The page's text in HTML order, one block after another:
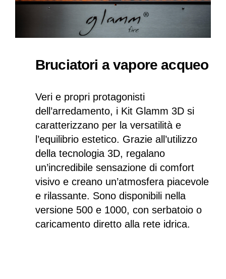
Bruciatori a vapore acqueo
Veri e propri protagonisti
dell’arredamento, i Kit Glamm 3D si
caratterizzano per la versatilità e
l’equilibrio estetico. Grazie all’utilizzo
della tecnologia 3D, regalano
un’incredibile sensazione di comfort
visivo e creano un’atmosfera piacevole
e rilassante. Sono disponibili nella
versione 500 e 1000, con serbatoio o
caricamento diretto alla rete idrica.